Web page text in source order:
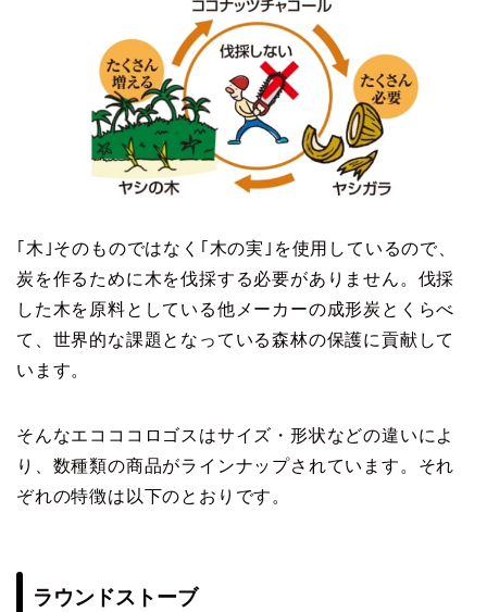
｢木｣そのものではなく｢木の実｣を使用しているので、
炭を作るために木を伐採する必要がありません。伐採
した木を原料としている他メーカーの成形炭とくらべ
て、世界的な課題となっている森林の保護に貢献して
います。
そんなエコココロゴスはサイズ・形状などの違いによ
り、数種類の商品がラインナップされています。それ
ぞれの特徴は以下のとおりです。
ラウンドストーブ